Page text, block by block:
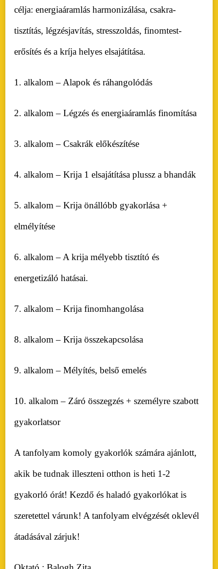
célja: energiaáramlás harmonizálása, csakra-
tisztítás, légzésjavítás, stresszoldás, finomtest-
erősítés és a kríja helyes elsajátítása.
1. alkalom – Alapok és ráhangolódás
2. alkalom – Légzés és energiaáramlás finomítása
3. alkalom – Csakrák előkészítése
4. alkalom – Krija 1 elsajátítása plussz a bhandák
5. alkalom – Krija önállóbb gyakorlása +
elmélyítése
6. alkalom – A krija mélyebb tisztító és
energetizáló hatásai.
7. alkalom – Krija finomhangolása
8. alkalom – Krija összekapcsolása
9. alkalom – Mélyítés, belső emelés
10. alkalom – Záró összegzés + személyre szabott
gyakorlatsor
A tanfolyam komoly gyakorlók számára ajánlott,
akik be tudnak illeszteni otthon is heti 1-2
gyakorló órát! Kezdő és haladó gyakorlókat is
szeretettel várunk! A tanfolyam elvégzését oklevél
átadásával zárjuk!